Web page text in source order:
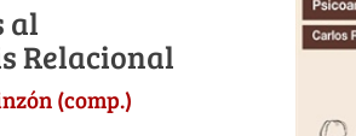
al
Relacional
(comp.)